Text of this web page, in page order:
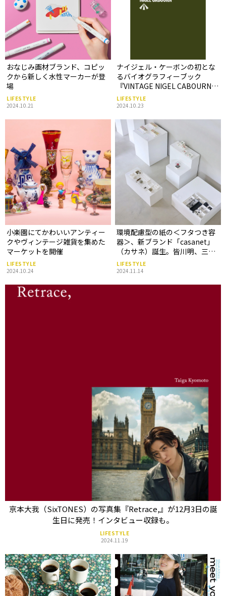
おなじみ画材ブランド、コピッ
クから新しく水性マーカーが登
場
LIFESTYLE
2024.10.21
ナイジェル・ケーボンの初とな
るバイオグラフィーブック
『VINTAGE NIGEL CABOURN』
が発売
LIFESTYLE
2024.10.23
小楽園にてかわいいアンティー
クやヴィンテージ雑貨を集めた
マーケットを開催
LIFESTYLE
2024.10.24
環境配慮型の紙の＜フタつき容
器＞、新ブランド「casanet」
（カサネ）誕生。皆川明、三宅
瑠人、福田里香、矢島沙夜子な
ど12名が参加する展覧会も開催
LIFESTYLE
2024.11.14
京本大我（SixTONES）の写真集『Retrace,』が12月3日の誕
生日に発売！インタビュー収録も。
LIFESTYLE
2024.11.19